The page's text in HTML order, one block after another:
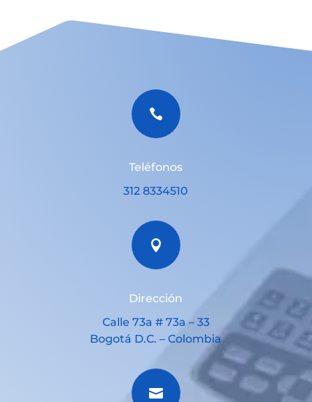

Teléfonos
312 8334510

Dirección
Calle 73a # 73a – 33
Bogotá D.C. – Colombia
